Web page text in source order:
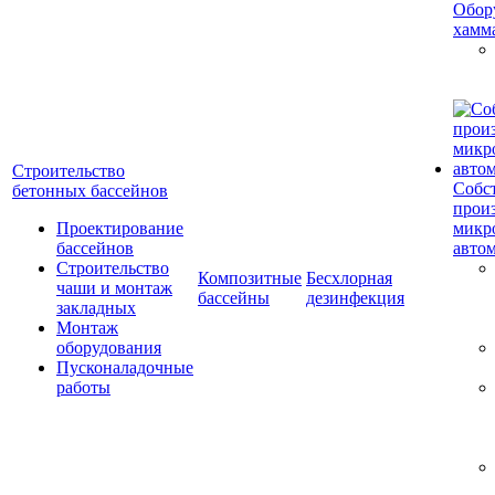
Строительство
бетонных бассейнов
Проектирование
бассейнов
Строительство
чаши и монтаж
закладных
Монтаж
оборудования
Пусконаладочные
работы
Композитные
бассейны
Бесхлорная
дезинфекция